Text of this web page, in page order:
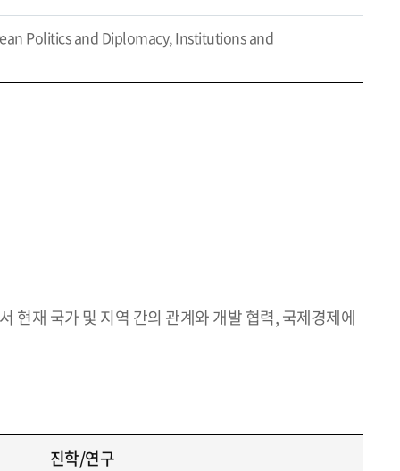
Politics and Diplomacy, Institutions and
현재 국가 및 지역 간의 관계와 개발 협력, 국제경제에
진학/연구